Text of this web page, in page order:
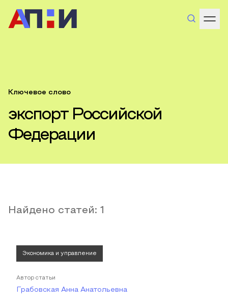
Ключевое слово
экспорт Российской
Федерации
Найдено статей: 1
Экономика и управление
Автор статьи
Грабовская Анна Анатольевна